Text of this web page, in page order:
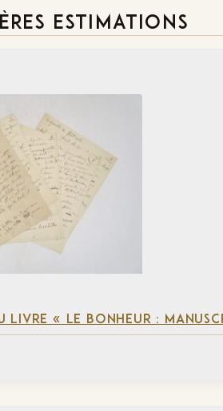
ESTIMATIONS
LIVRE « LE BONHEUR :